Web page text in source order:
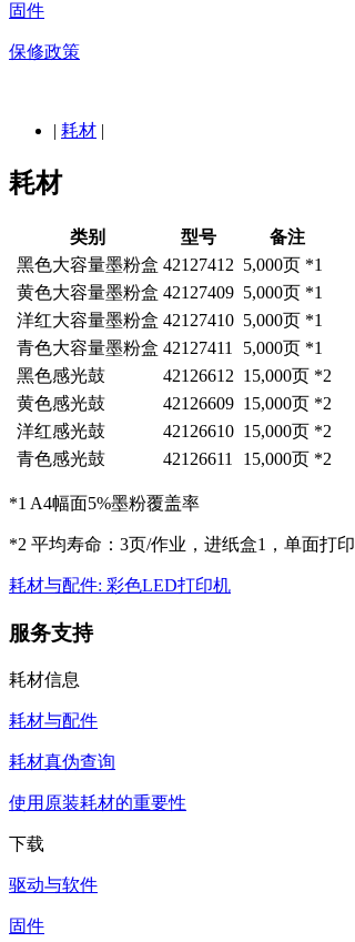
固件
保修政策
| 耗材 |
耗材
类别 型号
备注
黑色大容量墨粉盒 42127412 5,000页 *1
黄色大容量墨粉盒 42127409 5,000页 *1
洋红大容量墨粉盒 42127410 5,000页 *1
青色大容量墨粉盒 42127411
5,000页 *1
黑色感光鼓
42126612 15,000页 *2
黄色感光鼓
42126609 15,000页 *2
洋红感光鼓
42126610 15,000页 *2
青色感光鼓
42126611 15,000页 *2
*1 A4幅面5%墨粉覆盖率
*2 平均寿命：3页/作业，进纸盒1，单面打印
耗材与配件: 彩色LED打印机
服务支持
耗材信息
耗材与配件
耗材真伪查询
使用原装耗材的重要性
下载
驱动与软件
固件